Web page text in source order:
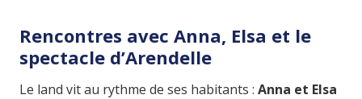
Rencontres avec Anna, Elsa et le
spectacle d’Arendelle
Le land vit au rythme de ses habitants : Anna et Elsa